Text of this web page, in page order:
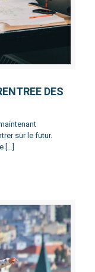
DES
sur le futur.
[…]